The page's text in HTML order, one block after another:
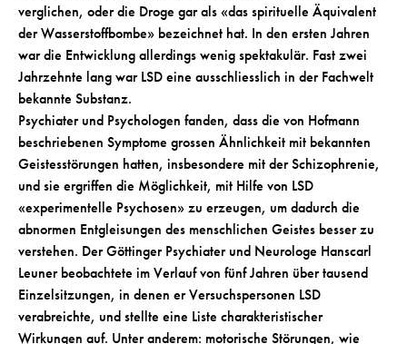
verglichen, oder die Droge gar als «das spirituelle Äquivalent
der Wasserstoffbombe» bezeichnet hat. In den ersten Jahren
war die Entwicklung allerdings wenig spektakulär. Fast zwei
Jahrzehnte lang war LSD eine ausschliesslich in der Fachwelt
bekannte Substanz.
Psychiater und Psychologen fanden, dass die von Hofmann
beschriebenen Symptome grossen Ähnlichkeit mit bekannten
Geistesstörungen hatten, insbesondere mit der Schizophrenie,
und sie ergriffen die Möglichkeit, mit Hilfe von LSD
«experimentelle Psychosen» zu erzeugen, um dadurch die
abnormen Entgleisungen des menschlichen Geistes besser zu
verstehen. Der Göttinger Psychiater und Neurologe Hanscarl
Leuner beobachtete im Verlauf von fünf Jahren über tausend
Einzelsitzungen, in denen er Versuchspersonen LSD
verabreichte, und stellte eine Liste charakteristischer
Wirkungen auf. Unter anderem: motorische Störungen, wie